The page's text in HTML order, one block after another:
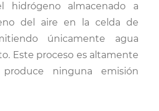
hidrógeno almacenado a
del aire en la celda de
únicamente agua
Este proceso es altamente
ninguna emisión